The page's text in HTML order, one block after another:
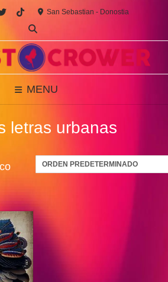
San Sebastian - Donostia
MENU
letras urbanas